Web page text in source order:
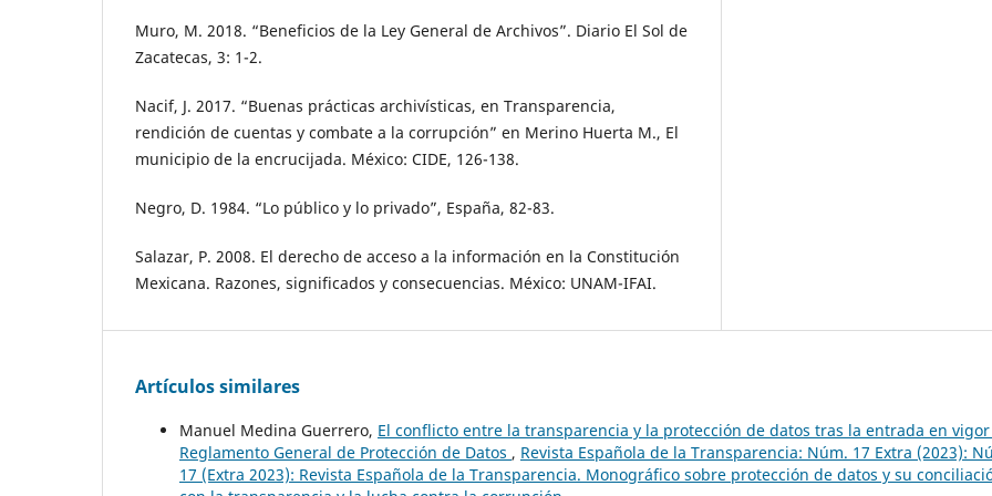
Muro, M. 2018. “Beneficios de la Ley General de Archivos”. Diario El Sol de
Zacatecas, 3: 1-2.
Nacif, J. 2017. “Buenas prácticas archivísticas, en Transparencia,
rendición de cuentas y combate a la corrupción” en Merino Huerta M., El
municipio de la encrucijada. México: CIDE, 126-138.
Negro, D. 1984. “Lo público y lo privado”, España, 82-83.
Salazar, P. 2008. El derecho de acceso a la información en la Constitución
Mexicana. Razones, significados y consecuencias. México: UNAM-IFAI.
Artículos similares
Manuel Medina Guerrero, El conflicto entre la transparencia y la protección de datos tras la entrada en
Reglamento General de Protección de Datos , Revista Española de la Transparencia: Núm. 17 Extra (2023):
17 (Extra 2023): Revista Española de la Transparencia. Monográfico sobre protección de datos y su